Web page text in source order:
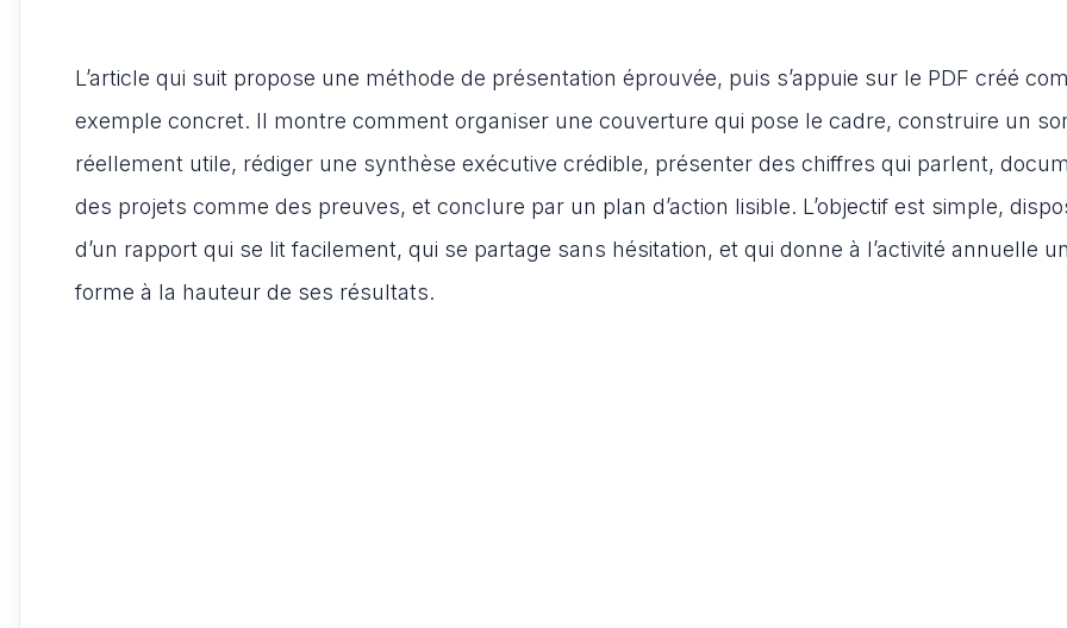
L’article qui suit propose une méthode de présentation éprouvée, puis s’appuie sur le PDF créé
exemple concret. Il montre comment organiser une couverture qui pose le cadre, construire un
réellement utile, rédiger une synthèse exécutive crédible, présenter des chiffres qui parlent,
des projets comme des preuves, et conclure par un plan d’action lisible. L’objectif est simple,
d’un rapport qui se lit facilement, qui se partage sans hésitation, et qui donne à l’activité annuelle
forme à la hauteur de ses résultats.